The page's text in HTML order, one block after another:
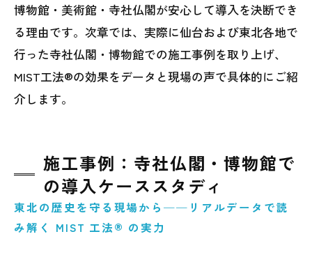
博物館・美術館・寺社仏閣が安心して導入を決断でき
る理由です。次章では、実際に仙台および東北各地で
行った寺社仏閣・博物館での施工事例を取り上げ、
MIST工法®の効果をデータと現場の声で具体的にご紹
介します。
施工事例：寺社仏閣・博物館で
の導入ケーススタディ
東北の歴史を守る現場から──リアルデータで読
み解く MIST 工法® の実力